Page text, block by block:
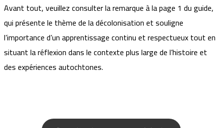
Avant tout, veuillez consulter la remarque à la page 1 du guide,
qui présente le thème de la décolonisation et souligne
l’importance d’un apprentissage continu et respectueux tout en
situant la réflexion dans le contexte plus large de l’histoire et
des expériences autochtones.